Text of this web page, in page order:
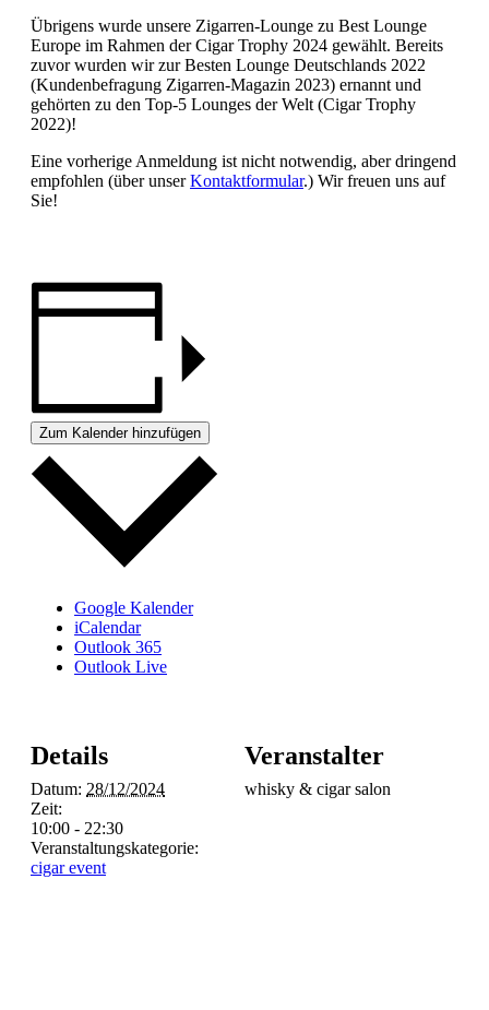
Übrigens wurde unsere Zigarren-Lounge zu Best Lounge
Europe im Rahmen der Cigar Trophy 2024 gewählt. Bereits
zuvor wurden wir zur Besten Lounge Deutschlands 2022
(Kundenbefragung Zigarren-Magazin 2023) ernannt und
gehörten zu den Top-5 Lounges der Welt (Cigar Trophy
2022)!
Eine vorherige Anmeldung ist nicht notwendig, aber dringend
empfohlen (über unserKontaktformular.) Wir freuen uns auf
Sie!
Zum Kalender hinzufügen
Google Kalender
iCalendar
Outlook 365
Outlook Live
Details
Datum: 28/12/2024
Zeit:
10:00 - 22:30
Veranstaltungskategorie:
cigar event
Veranstalter
whisky & cigar salon